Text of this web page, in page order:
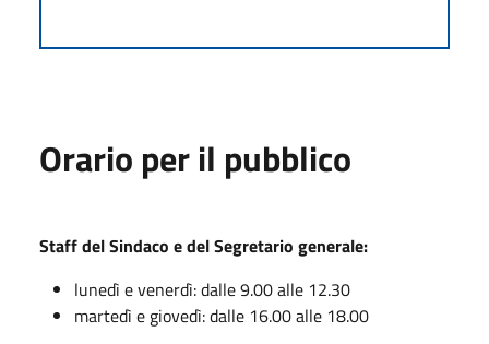
Orario per il pubblico
Staff del Sindaco e del Segretario generale:
lunedì e venerdì: dalle 9.00 alle 12.30
martedì e giovedì: dalle 16.00 alle 18.00